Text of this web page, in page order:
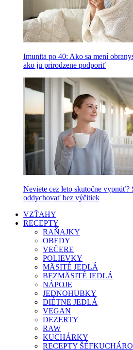
Imunita po 40: Ako sa mení
ako ju prirodzene podporiť
Neviete cez leto skutočne
oddychovať bez výčitiek
VZŤAHY
RECEPTY
RAŇAJKY
OBEDY
VEČERE
POLIEVKY
MÄSITÉ JEDLÁ
BEZMÄSITÉ JEDLÁ
NÁPOJE
JEDNOHUBKY
DIÉTNE JEDLÁ
VEGAN
DEZERTY
RAW
KUCHÁRKY
RECEPTY